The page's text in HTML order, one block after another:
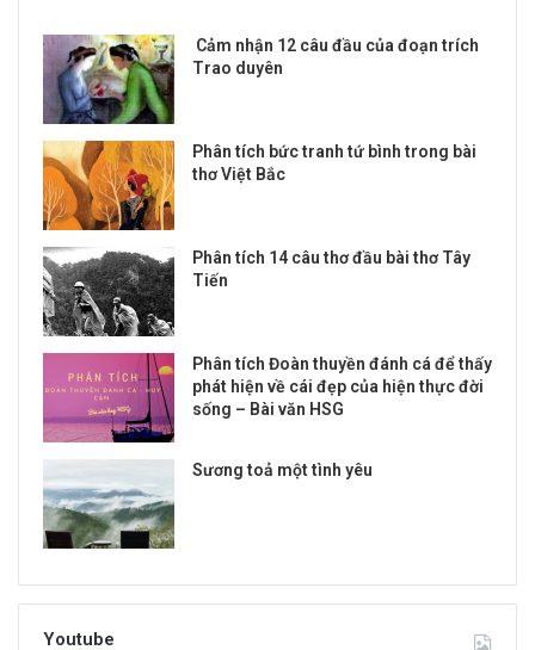
Cảm nhận 12 câu đầu của đoạn trích
Trao duyên
Phân tích bức tranh tứ bình trong bài
thơ Việt Bắc
Phân tích 14 câu thơ đầu bài thơ Tây
Tiến
Phân tích Đoàn thuyền đánh cá để thấy
phát hiện về cái đẹp của hiện thực đời
sống – Bài văn HSG
Sương toả một tình yêu
Youtube